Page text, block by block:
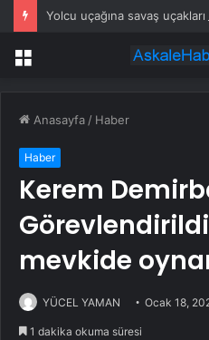
Menü
Anasayfa / Haber
Haber
Kerem
mevkide
YÜCEL YAMAN Ocak 18,
1 dakika okuma süresi